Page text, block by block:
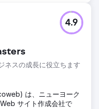
なかった状態から、ニュ
ップ 3 にランクインしま
つがすでにランクイン
らのリードから、当社の
をすでに得ています。顧
、毎週住宅関連の仕事が
ジに移動
ネスの成長に役立ちます
4.9
は、ニューヨーク
サイト作成会社で